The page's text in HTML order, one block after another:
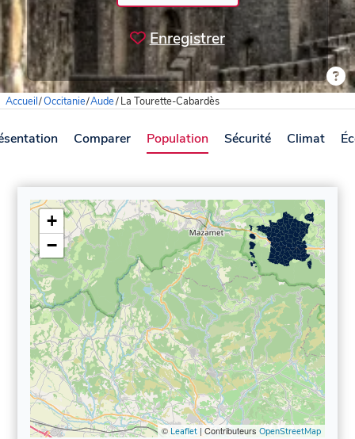
Enregistrer
Accueil/Occitanie/Aude/La Tourette-Cabardès
Comparer Population Sécurité Climat
+
−
©Leaflet| Contributeurs OpenStreetMap